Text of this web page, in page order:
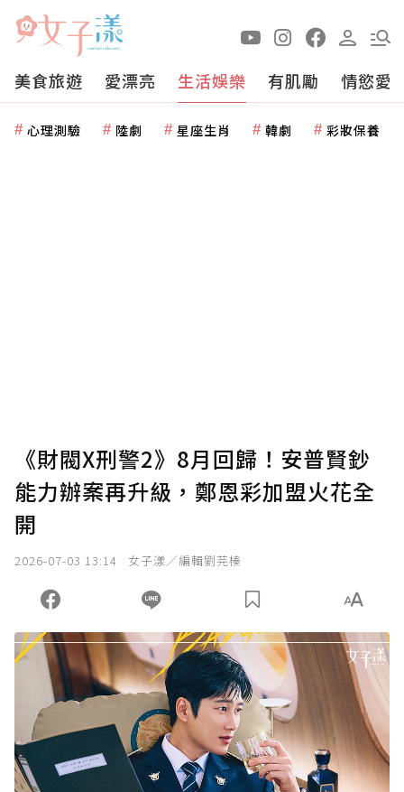
美食旅遊 愛漂亮 生活娛樂 有肌勵 情慾愛
心理測驗 陸劇 星座生肖 韓劇 彩妝保養
《財閥X刑警2》8月回歸！安普賢鈔
能力辦案再升級，鄭恩彩加盟火花全
開
2026-07-03 13:14 女子漾／編輯劉芫榛